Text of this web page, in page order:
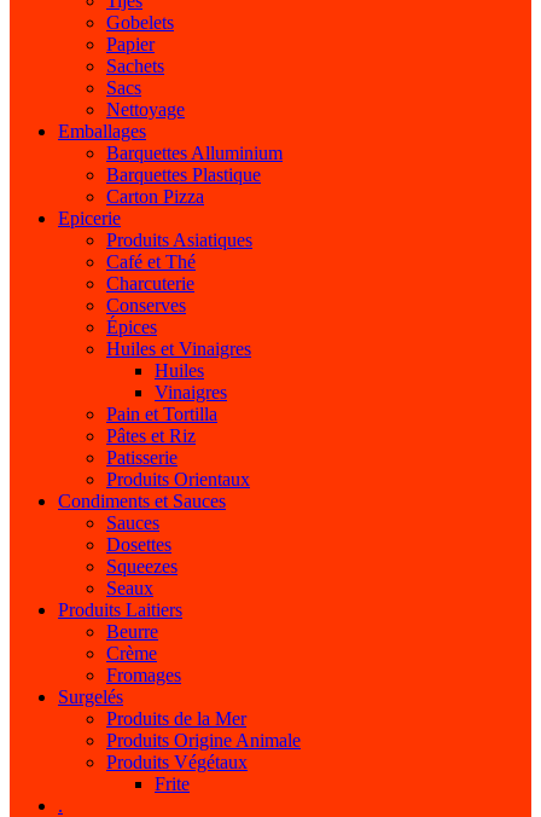
Gobelets
Papier
Sachets
Sacs
Nettoyage
Emballages
Barquettes Alluminium
Barquettes Plastique
Carton Pizza
Epicerie
Produits Asiatiques
Café et Thé
Charcuterie
Conserves
Épices
Huiles et Vinaigres
Huiles
Vinaigres
Pain et Tortilla
Pâtes et Riz
Patisserie
Produits Orientaux
Condiments et Sauces
Sauces
Dosettes
Squeezes
Seaux
Produits Laitiers
Beurre
Crème
Fromages
Surgelés
Produits de la Mer
Produits Origine Animale
Produits Végétaux
Frite
.